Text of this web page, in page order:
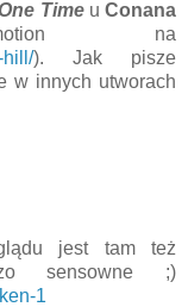
TimeuConana
na
hill/). Jak pisze
w innych utworach
jest tam też
sensowne ;)
1